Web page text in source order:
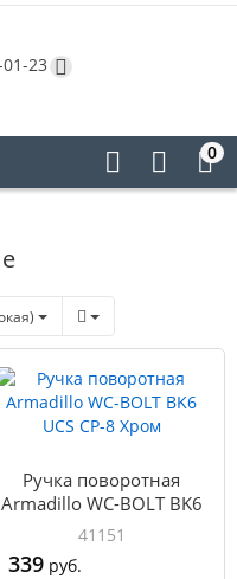
23
0
Ручка поворотная
Armadillo WC-BOLT BK6
UCS СР-8 Хром
41151
339 руб.